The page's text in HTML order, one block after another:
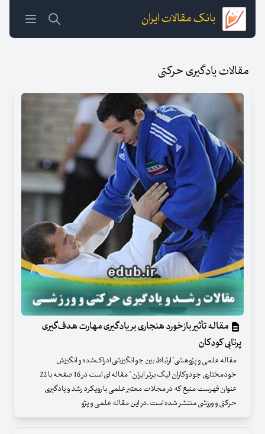
بانک مقالات ایران
مقالات یادگیری حرکتی
مقاله تأثیر بازخورد هنجاری بر یادگیری مهارت هدف‌گیری
پرتابی کودکان
مقاله علمی و پژوهشی" ارتباط بین جو انگیزشی ادراک‌شده و انگیزش
خودمختاری جودوکاران لیگ برتر ایران " مقاله ای است در 16 صفحه با 22
عنوان فهرست منبع که در مجلات معتبر علمی با رویکرد رشد و یادگیری
حرکتی و ورزشی منتشر شده است .در این مقاله علمی و پژو